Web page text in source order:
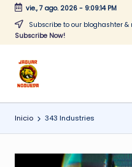
Saltar
vie., 7 ago. 2026- 9:09:14 PM
Subscribe to our bloghashter
Subscribe Now!
J
a
g
CONTENIDO
Inicio 343 Industries